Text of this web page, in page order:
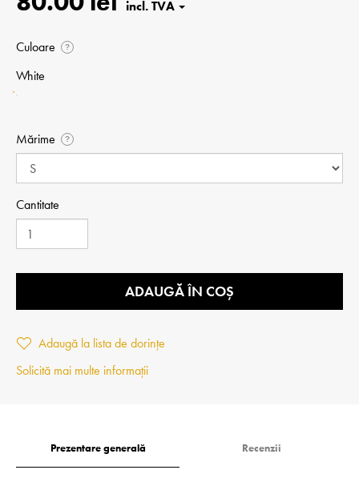
Culoare ?
White
Mărime ?
Cantitate
ADAUGĂ ÎN COȘ
Adaugă la lista de dorințe
Solicită mai multe informații
Prezentare generală Recenzii